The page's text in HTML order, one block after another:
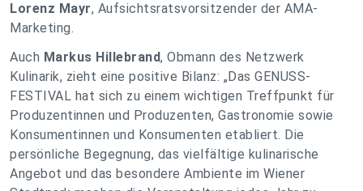
Lorenz Mayr, Aufsichtsratsvorsitzender der AMA-
Marketing.
Auch Markus Hillebrand, Obmann des Netzwerk
Kulinarik, zieht eine positive Bilanz: „Das GENUSS-
FESTIVAL hat sich zu einem wichtigen Treffpunkt für
Produzentinnen und Produzenten, Gastronomie sowie
Konsumentinnen und Konsumenten etabliert. Die
persönliche Begegnung, das vielfältige kulinarische
Angebot und das besondere Ambiente im Wiener